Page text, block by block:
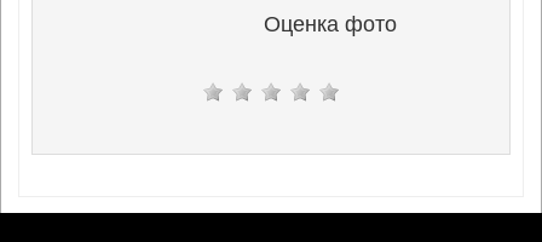
Оценка фото